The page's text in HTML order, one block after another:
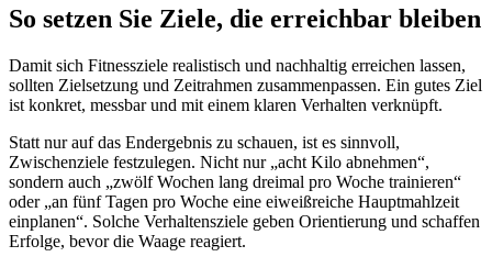
So setzen Sie Ziele, die erreichbar bleiben
Damit sich Fitnessziele realistisch und nachhaltig erreichen lassen,
sollten Zielsetzung und Zeitrahmen zusammenpassen. Ein gutes Ziel
ist konkret, messbar und mit einem klaren Verhalten verknüpft.
Statt nur auf das Endergebnis zu schauen, ist es sinnvoll,
Zwischenziele festzulegen. Nicht nur „acht Kilo abnehmen“,
sondern auch „zwölf Wochen lang dreimal pro Woche trainieren“
oder „an fünf Tagen pro Woche eine eiweißreiche Hauptmahlzeit
einplanen“. Solche Verhaltensziele geben Orientierung und schaffen
Erfolge, bevor die Waage reagiert.